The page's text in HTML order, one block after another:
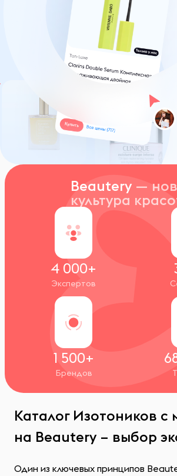
Beautery —
культура
4 000+
Экспертов
1 500+
Брендов
Каталог Изотоников с
на Beautery – выбор
Один из ключевых принципов